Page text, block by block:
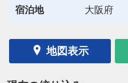
宿泊地
大阪府
地図表示